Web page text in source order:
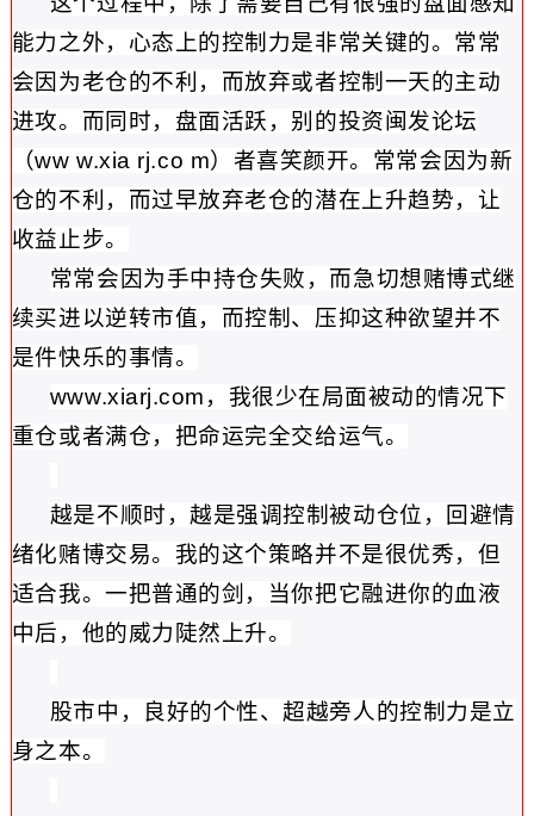
能力之外，心态上的控制力是非常关键的。 常常
会因为老仓的不利，而放弃或者控制一天的主动
进攻。 而同时，盘面活跃，别的投资闽发论坛
（ww w.xia rj.co m）者喜笑颜开。 常常会因为新
仓的不利，而过早放弃老仓的潜在上升趋势，让
收益止步。
常常会因为手中持仓失败，而急切想赌博式继
续买进以逆转市值，而控制、压抑这种欲望并不
是件快乐的事情。
www.xiarj.com，我很少在局面被动的情况下
重仓或者满仓，把命运完全交给运气。
越是不顺时，越是强调控制被动仓位，回避情
绪化赌博交易。 我的这个策略并不是很优秀，但
适合我。一把普通的剑，当你把它融进你的血液
中后，他的威力陡然上升。
股市中，良好的个性、超越旁人的控制力是立
身之本。